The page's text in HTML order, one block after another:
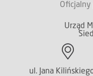
Oficjalny
Urząd
ul. Jana